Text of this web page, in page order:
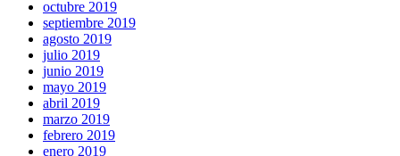
octubre 2019
septiembre 2019
agosto 2019
julio 2019
junio 2019
mayo 2019
abril 2019
marzo 2019
febrero 2019
enero 2019